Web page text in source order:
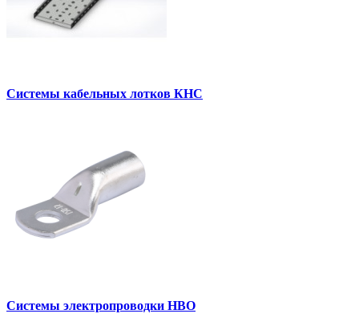
Системы кабельных лотков КНС
Системы электропроводки НВО